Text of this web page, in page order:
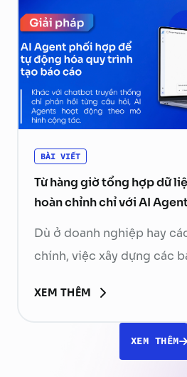
BÀI VIẾT
Từ hàng giờ tổng hợp dữ
hoàn chỉnh chỉ với AI
Dù ở doanh nghiệp hay
chính, việc xây dựng các
hoạt động vận hành. Nhân
hàng chục file Excel,
thông tin, đối chiếu số
XEM THÊM
XEM THÊM